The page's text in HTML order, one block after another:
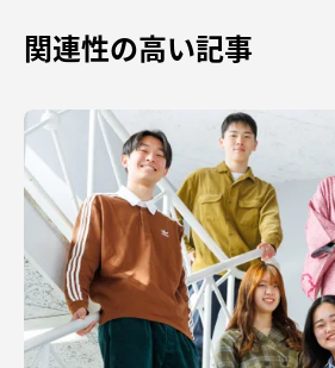
関連性の高い記事